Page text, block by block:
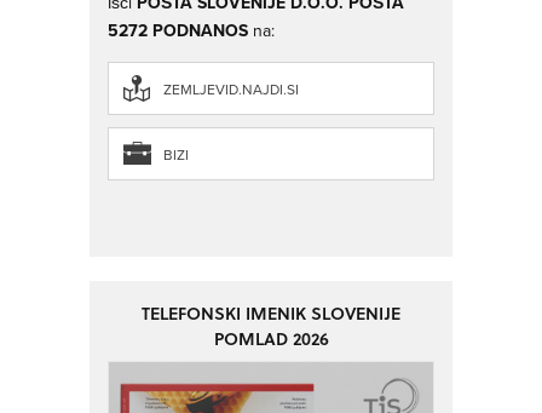
5272 PODNANOS na:
ZEMLJEVID.NAJDI.SI
BIZI
TELEFONSKI IMENIK SLOVENIJE
POMLAD 2026